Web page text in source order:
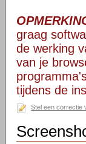
graag
de werking
van je
tijdens de
Stel een correctie